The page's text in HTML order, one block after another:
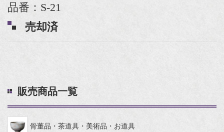
品番：S-21
売却済
販売商品一覧
骨董品・茶道具・美術品・お道具